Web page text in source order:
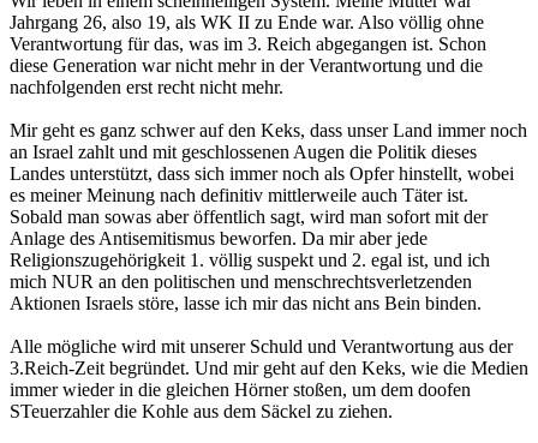
Jahrgang 26, also 19, als WK II zu Ende war. Also völlig ohne
Verantwortung für das, was im 3. Reich abgegangen ist. Schon
diese Generation war nicht mehr in der Verantwortung und die
nachfolgenden erst recht nicht mehr.
Mir geht es ganz schwer auf den Keks, dass unser Land immer noch
an Israel zahlt und mit geschlossenen Augen die Politik dieses
Landes unterstützt, dass sich immer noch als Opfer hinstellt, wobei
es meiner Meinung nach definitiv mittlerweile auch Täter ist.
Sobald man sowas aber öffentlich sagt, wird man sofort mit der
Anlage des Antisemitismus beworfen. Da mir aber jede
Religionszugehörigkeit 1. völlig suspekt und 2. egal ist, und ich
mich NUR an den politischen und menschrechtsverletzenden
Aktionen Israels störe, lasse ich mir das nicht ans Bein binden.
Alle mögliche wird mit unserer Schuld und Verantwortung aus der
3.Reich-Zeit begründet. Und mir geht auf den Keks, wie die Medien
immer wieder in die gleichen Hörner stoßen, um dem doofen
STeuerzahler die Kohle aus dem Säckel zu ziehen.